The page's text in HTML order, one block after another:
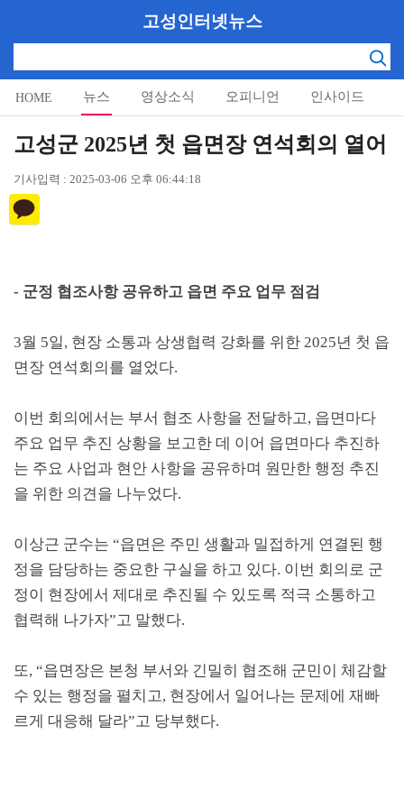
고성인터넷뉴스
HOME 뉴스 영상소식 오피니언 인사이드
알림마당
고성군 2025년 첫 읍면장 연석회의 열어
기사입력 : 2025-03-06 오후 06:44:18
- 군정 협조사항 공유하고 읍면 주요 업무 점검
3월 5일, 현장 소통과 상생협력 강화를 위한 2025년 첫 읍
면장 연석회의를 열었다.
이번 회의에서는 부서 협조 사항을 전달하고, 읍면마다
주요 업무 추진 상황을 보고한 데 이어 읍면마다 추진하
는 주요 사업과 현안 사항을 공유하며 원만한 행정 추진
을 위한 의견을 나누었다.
이상근 군수는 “읍면은 주민 생활과 밀접하게 연결된 행
정을 담당하는 중요한 구실을 하고 있다. 이번 회의로 군
정이 현장에서 제대로 추진될 수 있도록 적극 소통하고
협력해 나가자”고 말했다.
또, “읍면장은 본청 부서와 긴밀히 협조해 군민이 체감할
수 있는 행정을 펼치고, 현장에서 일어나는 문제에 재빠
르게 대응해 달라”고 당부했다.